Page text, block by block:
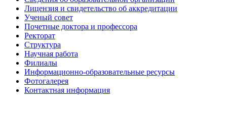
Лицензия и свидетельство об аккредитации
Ученый совет
Почетные доктора и профессора
Ректорат
Структура
Научная работа
Филиалы
Информационно-образовательные ресурсы
Фотогалерея
Контактная информация